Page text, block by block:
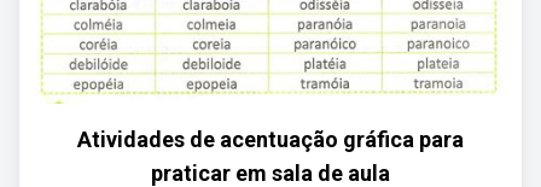
Atividades de acentuação gráfica para
praticar em sala de aula